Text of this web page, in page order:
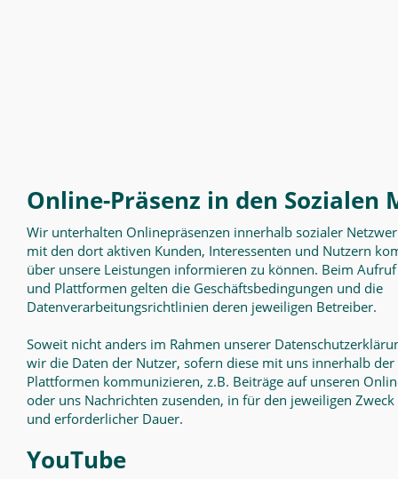
Online-Präsenz in den Sozialen
Wir unterhalten Onlinepräsenzen innerhalb sozialer
mit den dort aktiven Kunden, Interessenten und Nutzern
über unsere Leistungen informieren zu können. Beim
und Plattformen gelten die Geschäftsbedingungen und die
Datenverarbeitungsrichtlinien deren jeweiligen Betreiber.
Soweit nicht anders im Rahmen unserer
wir die Daten der Nutzer, sofern diese mit uns innerhalb
Plattformen kommunizieren, z.B. Beiträge auf unseren
oder uns Nachrichten zusenden, in für den jeweiligen
und erforderlicher Dauer.
YouTube